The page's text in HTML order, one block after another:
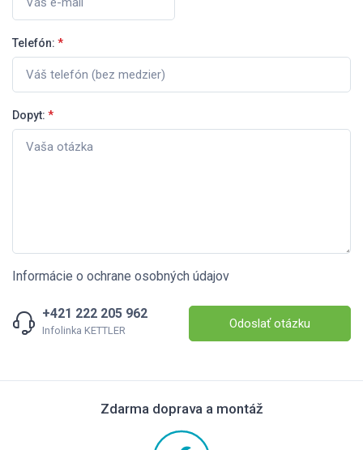
Telefón: *
Dopyt: *
Informácie o ochrane osobných údajov
+421 222 205 962
Infolinka KETTLER Odoslať otázku
Zdarma doprava a montáž